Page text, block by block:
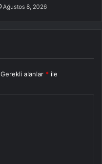
Ağustos 8, 2026
Gerekli alanlar * ile